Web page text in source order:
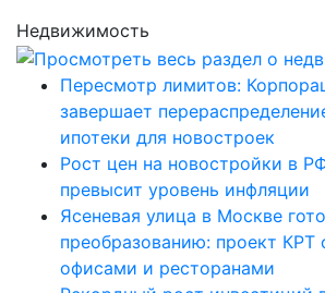
Недвижимость
Пересмотр лимитов:
завершает
ипотеки для новостроек
Рост цен на новостройки в
превысит уровень инфляции
Ясеневая улица в Москве
преобразованию: проект КРТ
офисами и ресторанами